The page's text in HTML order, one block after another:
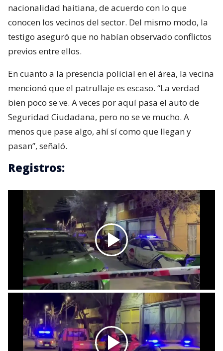
nacionalidad haitiana, de acuerdo con lo que
conocen los vecinos del sector. Del mismo modo, la
testigo aseguró que no habían observado conflictos
previos entre ellos.
En cuanto a la presencia policial en el área, la vecina
mencionó que el patrullaje es escaso. “La verdad
bien poco se ve. A veces por aquí pasa el auto de
Seguridad Ciudadana, pero no se ve mucho. A
menos que pase algo, ahí sí como que llegan y
pasan”, señaló.
Registros: